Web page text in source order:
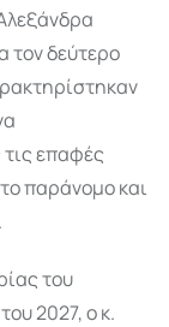
τον δεύτερο
επαφές
παράνομο και
του
2027, ο κ.